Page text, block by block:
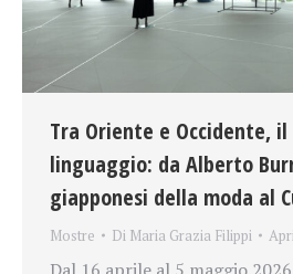
Tra Oriente e Occidente, il
linguaggio: da Alberto
giapponesi della moda al
Mostre Di Maria Grazia Filippi